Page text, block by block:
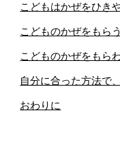
こどもはかぜをひき
こどものかぜをもら
こどものかぜをもら
自分に合った方法で
おわりに